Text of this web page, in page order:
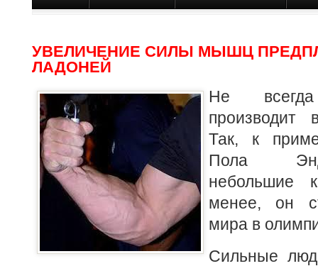
УВЕЛИЧЕНИЕ СИЛЫ МЫШЦ
ЛАДОНЕЙ
Не
производит
Так, к
Пола
небольшие
менее, он
мира в
Сильные